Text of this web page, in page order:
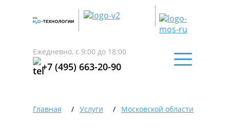
Ежедневно, с 9:00 до 18:00
+7 (495) 663-20-90
Главная Услуги Московской области